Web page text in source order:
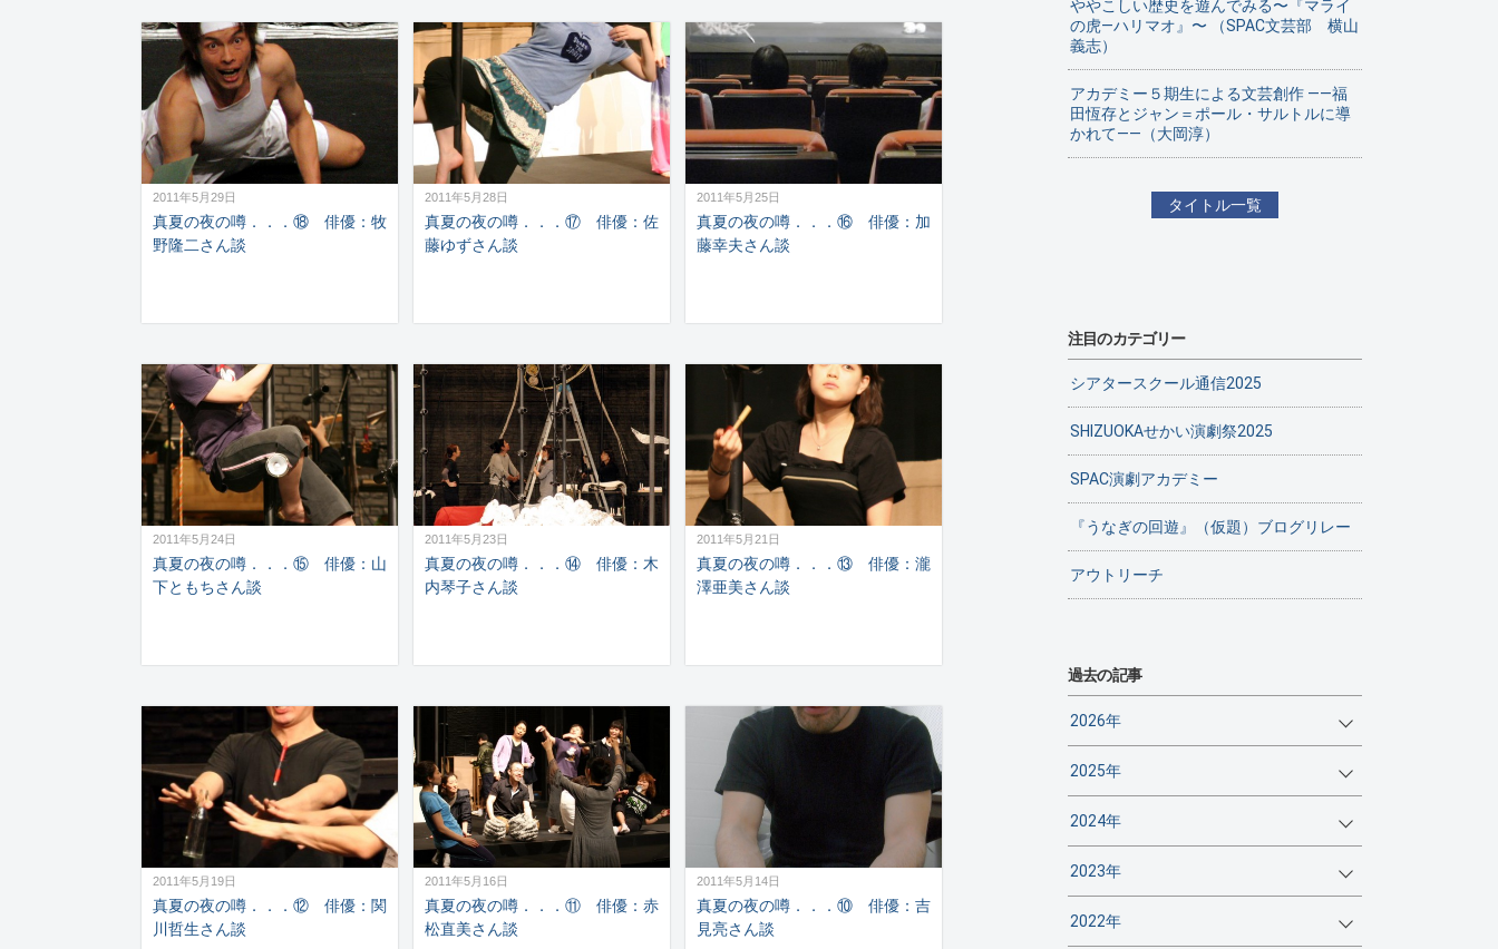
2011年5月29日
真夏の夜の噂．．．⑱ 俳優：牧
野隆二さん談
2011年5月28日
真夏の夜の噂．．．⑰ 俳優：佐
藤ゆずさん談
2011年5月25日
真夏の夜の噂．．．⑯ 俳優：加
藤幸夫さん談
2011年5月24日
真夏の夜の噂．．．⑮ 俳優：山
下ともちさん談
2011年5月23日
真夏の夜の噂．．．⑭ 俳優：木
内琴子さん談
2011年5月21日
真夏の夜の噂．．．⑬ 俳優：瀧
澤亜美さん談
2011年5月19日
真夏の夜の噂．．．⑫ 俳優：関
川哲生さん談
2011年5月16日
真夏の夜の噂．．．⑪ 俳優：赤
松直美さん談
2011年5月14日
真夏の夜の噂．．．⑩ 俳優：吉
見亮さん談
ややこしい歴史を遊んでみる〜『マライ
の虎—ハリマオ』〜 （SPAC文芸部 横山
義志）
アカデミー５期生による文芸創作 ——福
田恆存とジャン＝ポール・サルトルに導
かれて——（大岡淳）
タイトル一覧
注目のカテゴリー
シアタースクール通信2025
SHIZUOKAせかい演劇祭2025
SPAC演劇アカデミー
『うなぎの回遊』（仮題）ブログリレー
アウトリーチ
過去の記事
2026年
2025年
2024年
2023年
2022年